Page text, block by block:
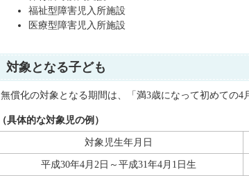
福祉型障害児入所施設
医療型障害児入所施設
対象となる子ども
無償化の対象となる期間は、「満3歳になって初めての4
（具体的な対象児の例）
対象児生年月日
平成30年4月2日～平成31年4月1日生